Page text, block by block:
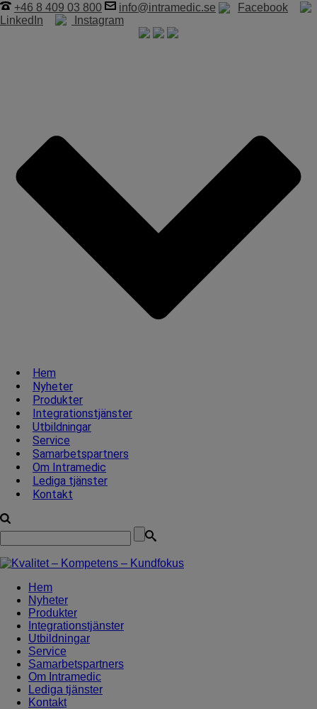
+46 8 409 03 800 info@intramedic.se
Facebook
LinkedIn
Instagram
Hem
Nyheter
Produkter
Integrationstjänster
Utbildningar
Service
Samarbetspartners
Om Intramedic
Lediga tjänster
Kontakt
Hem
Nyheter
Produkter
Integrationstjänster
Utbildningar
Service
Samarbetspartners
Om Intramedic
Lediga tjänster
Kontakt